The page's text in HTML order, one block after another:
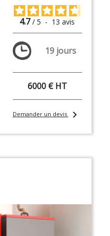
4.7 / 5 - 13avis
19 jours
6000 € HT
Demander un devischevron_right